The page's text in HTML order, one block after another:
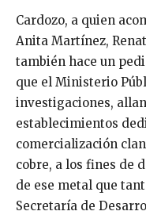
Cardozo, a quien
Anita Martínez,
también hace un
que el Ministerio
investigaciones,
establecimientos
comercialización
cobre, a los fines de
de ese metal que
Secretaría de